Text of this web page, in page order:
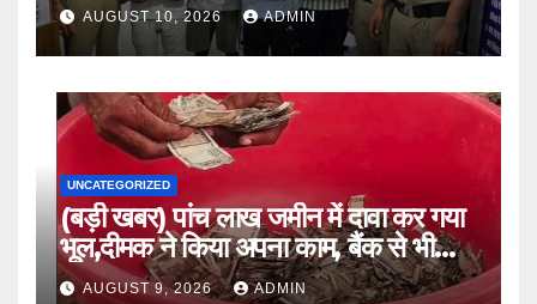
AUGUST 10, 2026 ADMIN
UNCATEGORIZED
(बड़ी खबर) पांच लाख जमीन में दावा कर गया
भूल,दीमक ने किया अपना काम, बैंक से भी
लौटा हताश ।।
AUGUST 9, 2026 ADMIN